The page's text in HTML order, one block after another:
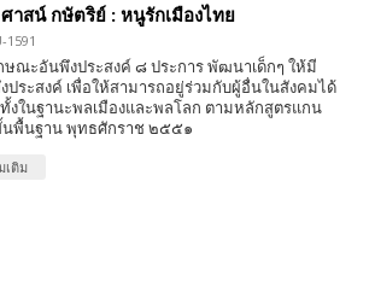
าสน์ กษัตริย์ : หนูรักเมืองไทย
1591
ณะอันพึงประสงค์ ๘ ประการ พัฒนาเด็กๆ ให้มี
ระสงค์ เพื่อให้สามารถอยู่ร่วมกับผู้อื่นในสังคมได้
งในฐานะพลเมืองและพลโลก ตามหลักสูตรแกน
นพื้นฐาน พุทธศักราช ๒๕๕๑
เติม